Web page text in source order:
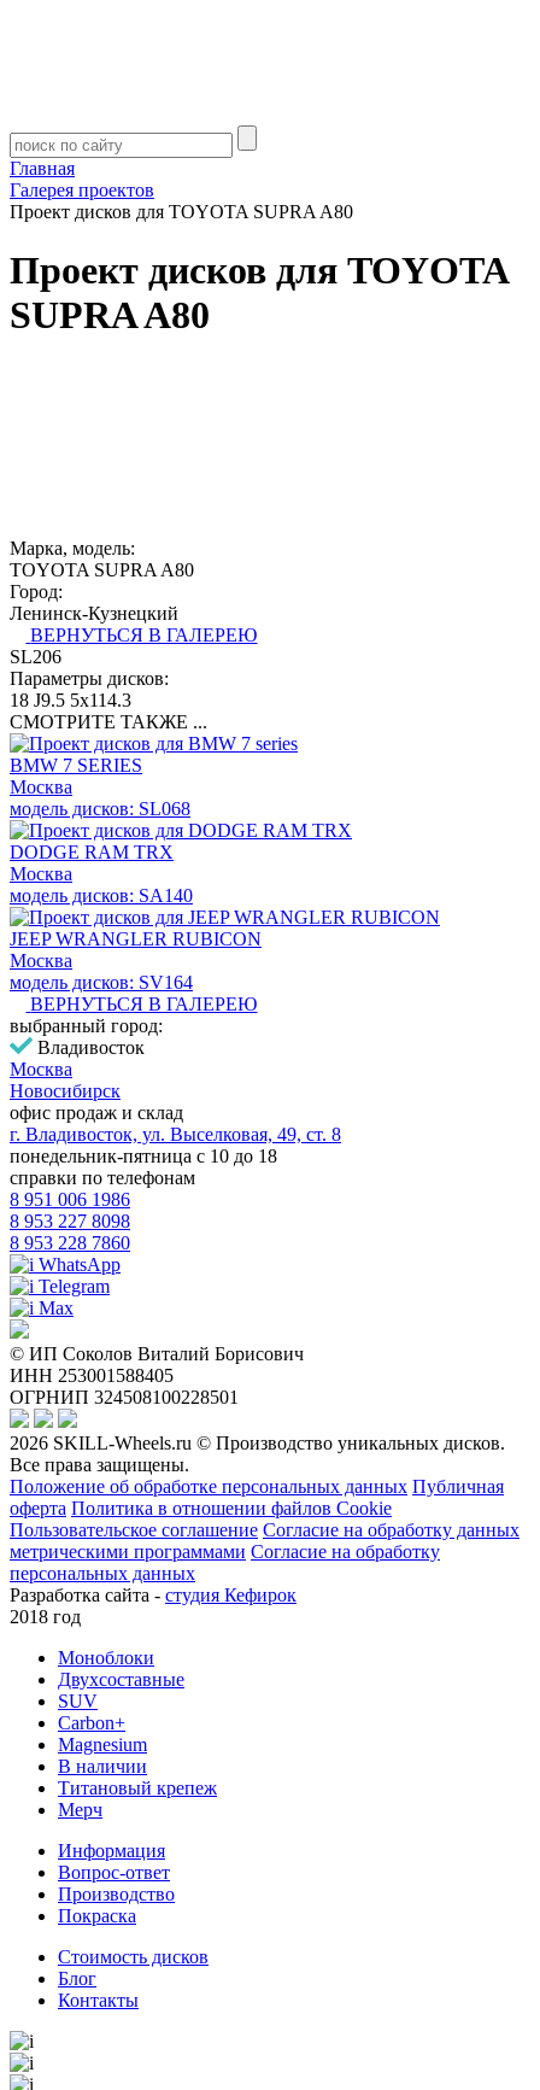
Главная
Галерея проектов
Проект дисков для TOYOTA SUPRA A80
Проект дисков для TOYOTA
SUPRA A80
Марка, модель:
TOYOTA SUPRA A80
Город:
Ленинск-Кузнецкий
ВЕРНУТЬСЯ В ГАЛЕРЕЮ
SL206
Параметры дисков:
18 J9.5 5x114.3
СМОТРИТЕ ТАКЖЕ ...
BMW 7 SERIES
Москва
модель дисков: SL068
DODGE RAM TRX
Москва
модель дисков: SA140
JEEP WRANGLER RUBICON
Москва
модель дисков: SV164
ВЕРНУТЬСЯ В ГАЛЕРЕЮ
выбранный город:
Владивосток
Москва
Новосибирск
офис продаж и склад
г. Владивосток, ул. Выселковая, 49, ст. 8
понедельник-пятница с 10 до 18
справки по телефонам
8 951 006 1986
8 953 227 8098
8 953 228 7860
WhatsApp
Telegram
Max
© ИП Соколов Виталий Борисович
ИНН 253001588405
ОГРНИП 324508100228501
2026 SKILL-Wheels.ru © Производство уникальных дисков.
Все права защищены.
Положение об обработке персональных данных Публичная
оферта Политика в отношении файлов Cookie
Пользовательское соглашение Согласие на обработку данных
метрическими программами Согласие на обработку
персональных данных
Разработка сайта - студия Кефирок
2018 год
Моноблоки
Двухсоставные
SUV
Carbon+
Magnesium
В наличии
Титановый крепеж
Мерч
Информация
Вопрос-ответ
Производство
Покраска
Стоимость дисков
Блог
Контакты